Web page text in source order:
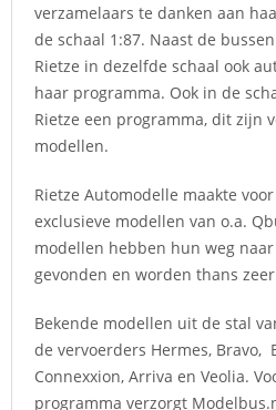
verzamelaars te danken aan
de schaal 1:87. Naast de
Rietze in dezelfde schaal ook
haar programma. Ook in de
Rietze een programma, dit zijn
modellen.
Rietze Automodelle maakte
exclusieve modellen van o.a.
modellen hebben hun weg
gevonden en worden thans
Bekende modellen uit de stal
de vervoerders Hermes, Bravo,
Connexxion, Arriva en Veolia.
programma verzorgt